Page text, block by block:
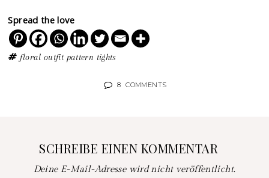
Spread the love
floral outfit pattern tights
8 COMMENTS
SCHREIBE EINEN KOMMENTAR
Deine E-Mail-Adresse wird nicht veröffentlicht.